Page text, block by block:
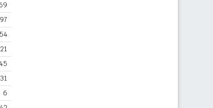
31
6